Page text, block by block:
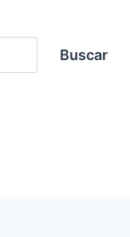
Buscar